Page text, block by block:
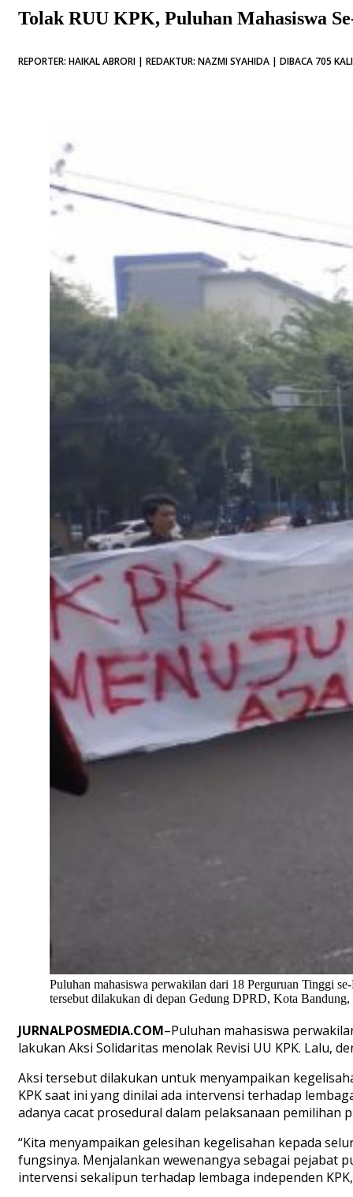
Tolak RUU KPK, Puluhan Mahasiswa
REPORTER: HAIKAL ABRORI | REDAKTUR: NAZMI SYAHIDA | DIBACA 705 KALI
Puluhan mahasiswa perwakilan dari 18 Perguruan Tinggi
tersebut dilakukan di depan Gedung DPRD, Kota
JURNALPOSMEDIA.COM–Puluhan mahasiswa
lakukan Aksi Solidaritas menolak Revisi UU KPK. Lalu,
Aksi tersebut dilakukan untuk menyampaikan
KPK saat ini yang dinilai ada intervensi terhadap
adanya cacat prosedural dalam pelaksanaan pemilihan
“Kita menyampaikan gelesihan kegelisahan kepada
fungsinya. Menjalankan wewenangya sebagai pejabat
intervensi sekalipun terhadap lembaga independen